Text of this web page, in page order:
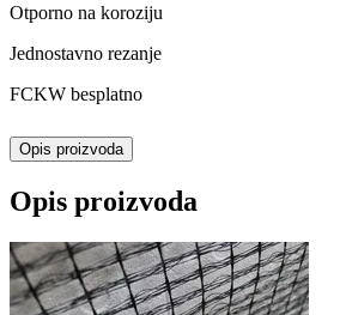
Otporno na koroziju
Jednostavno rezanje
FCKW besplatno
Opis proizvoda
Opis proizvoda